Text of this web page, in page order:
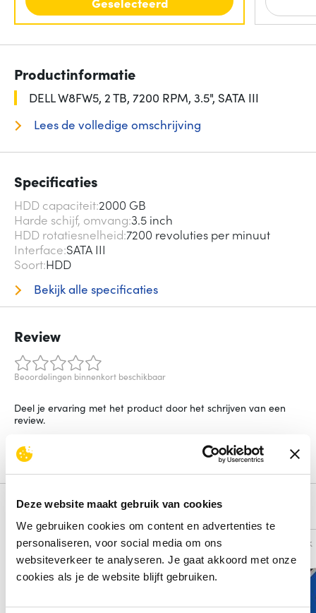
Deze website maakt gebruik van cookies
We gebruiken cookies om content en advertenties te
personaliseren, voor social media om ons
websiteverkeer te analyseren. Je gaat akkoord met onze
cookies als je de website blijft gebruiken.
Productinformatie
DELL W8FW5, 2 TB, 7200 RPM, 3.5", SATA III
Lees de volledige omschrijving
Specificaties
HDD capaciteit 2000 GB
Harde schijf, omvang 3.5 inch
HDD rotatiesnelheid 7200 revoluties per minuut
Interface SATA III
Soort HDD
Bekijk alle specificaties
Review
Beoordelingen binnenkort beschikbaar
Deel je ervaring met het product door het schrijven van een
review.
Schrijf een review
Alternatieven
Vergelijk Vergelijk